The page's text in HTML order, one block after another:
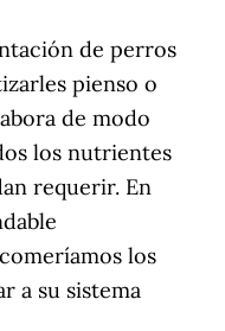
de perros
pienso o
de modo
los nutrientes
requerir. En
los
a su sistema